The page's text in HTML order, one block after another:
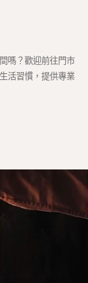
嗎？歡迎前往門市
活習慣，提供專業